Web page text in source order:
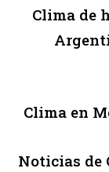
Clima de
Clima en
Noticias de